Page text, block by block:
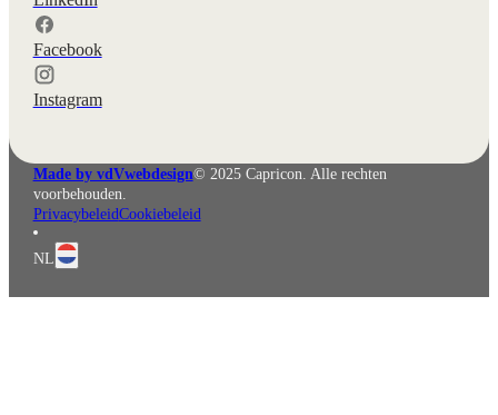
Facebook
Instagram
Made by vdVwebdesign© 2025 Capricon. Alle rechten
voorbehouden.
PrivacybeleidCookiebeleid
NL